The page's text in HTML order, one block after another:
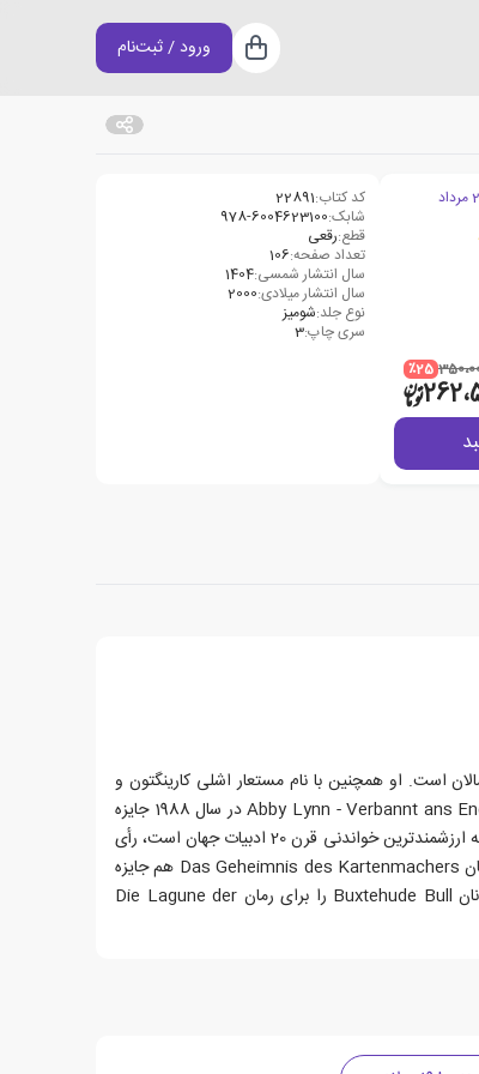
سبد خرید
ورود / ثبت‌نام
٪25
کد کتاب:22891
شابک:978-6004623100
قطع:رقعی
تعداد صفحه:106
سال انتشار شمسی:1404
سال انتشار میلادی:2000
نوع جلد:شومیز
سری چاپ:3
برای بزرگسالان است. او همچنین با نام مستعار اشلی کارینگتون و
ریموند م. شریدان می نویسد. کتابهای وی تا به امروز بیش از 6 میلیون نسخه فروش داشته اند. راینر ماریا شرودر به خاطر رمان تاریخی خود Abby Lynn - Verbannt ans Ende der Welt در سال 1988 جایزه
فردریش-گرستوکر-پرایس را دریافت کرد. در سال 1998 آژانس فدرال آموزش مدنی رمان خود را به نام Unter dem Jacarandabaum به یکی از 100 رمانی که ارزشمندترین خواندنی قرن 20 ادبیات جهان است، رأی
داد. در همان سال ، او برای سومین جشنواره بین المللی Eifel-Literaturpreis برای Das Geheimnis der weißen Mönche اهدا شد. در سال 2003 رمان Das Geheimnis des Kartenmachers هم جایزه
ادبیات هیئت داوران کتاب جوانان را و هم تمایز "کتاب ماه" توسط کمیته کتاب جوانان گوتینگن را دریافت کرد. وی در سال 2005 جایزه مشهور کتاب جوانان Buxtehude Bull را برای رمان Die Lagune der